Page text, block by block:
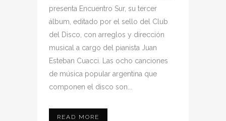
presenta Encuentro Sur, su tercer
álbum, editado por el sello del Club
del Disco, con arreglos y dirección
musical a cargo del pianista Juan
Esteban Cuacci. Las ocho canciones
de música popular argentina que
componen el disco son...
READ MORE